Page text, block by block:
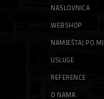
NASLOVNICA
WEBSHOP
NAMJEŠTAJ PO
USLUGE
REFERENCE
O NAMA